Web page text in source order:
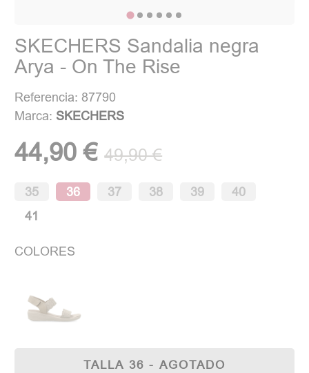
SKECHERS Sandalia negra
Arya - On The Rise
Referencia: 87790
Marca: SKECHERS
44,90 € 49,90 €
35 36 37 38 39
40
41
COLORES
TALLA 36 - AGOTADO